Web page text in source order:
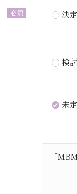
必須 決定
検
未定